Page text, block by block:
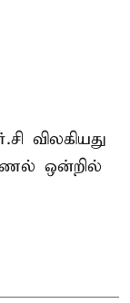
விலகியது
ஒன்றில்